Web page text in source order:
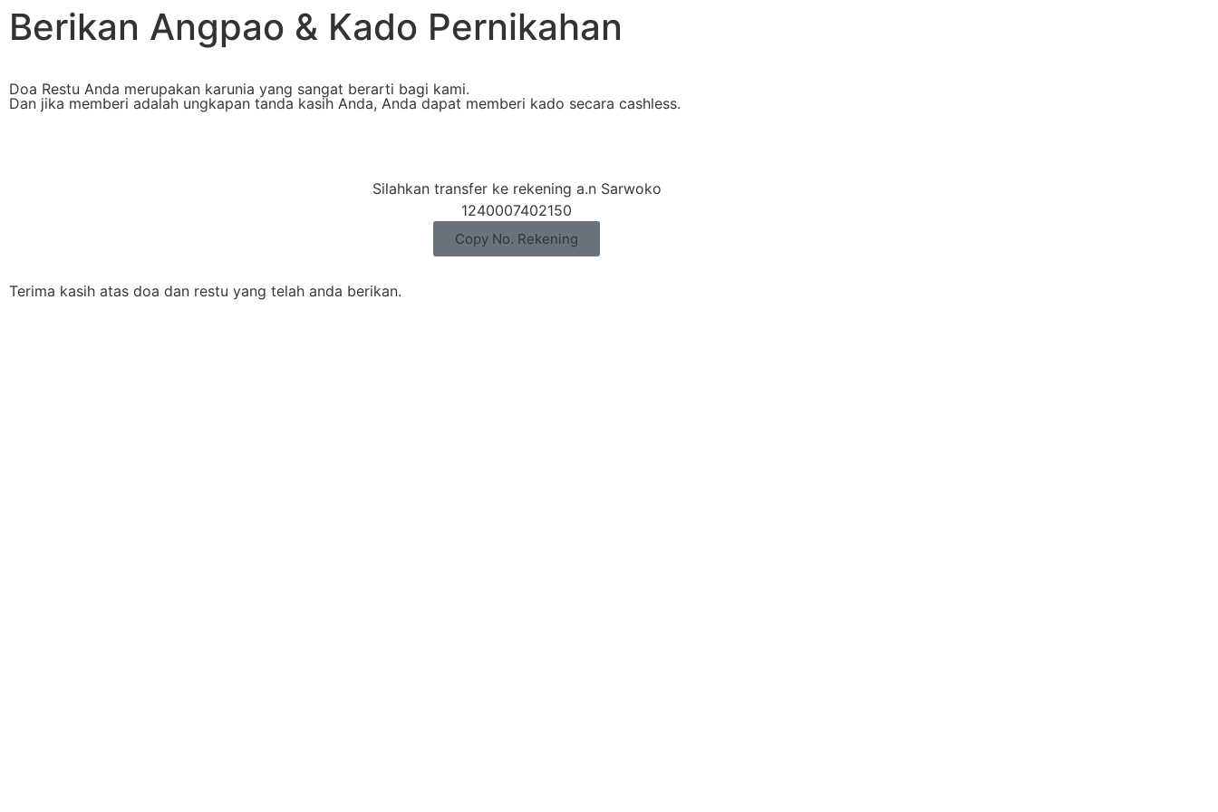
Berikan Angpao & Kado Pernikahan
Doa Restu Anda merupakan karunia yang sangat berarti bagi kami.
Dan jika memberi adalah ungkapan tanda kasih Anda, Anda dapat memberi kado secara cashless.
Silahkan transfer ke rekening a.n Sarwoko
1240007402150
Copy No. Rekening
Terima kasih atas doa dan restu yang telah anda berikan.